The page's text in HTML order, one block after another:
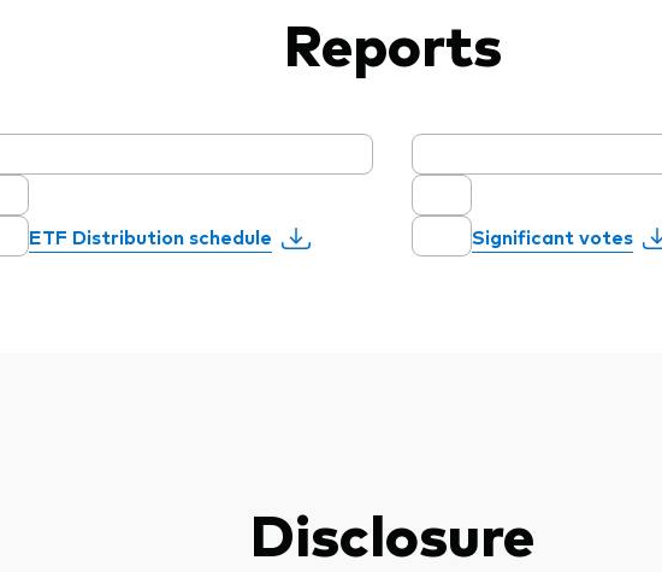
Reports
ETF Distribution schedule Significant votes
Disclosure